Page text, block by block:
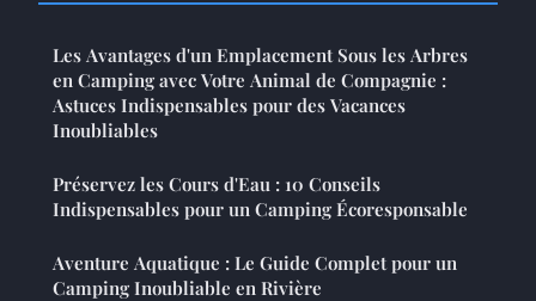
Les Avantages d'un Emplacement Sous les Arbres
en Camping avec Votre Animal de Compagnie :
Astuces Indispensables pour des Vacances
Inoubliables
Préservez les Cours d'Eau : 10 Conseils
Indispensables pour un Camping Écoresponsable
Aventure Aquatique : Le Guide Complet pour un
Camping Inoubliable en Rivière